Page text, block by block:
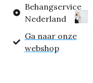
Behangservice
Nederland
Ga naar onze
webshop